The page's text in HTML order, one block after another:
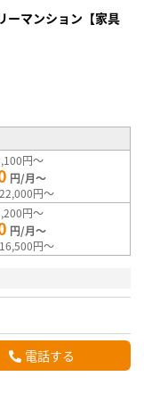
ーマンション【家具
円～
円/月～
円～
円～
円/月～
円～
電話する